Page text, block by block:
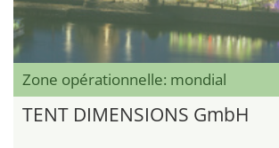
Zone opérationnelle: mondial
TENT DIMENSIONS GmbH